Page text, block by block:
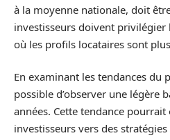
à la moyenne nationale, doit
investisseurs doivent
où les profils locataires sont
En examinant les tendances du
possible d’observer une légère
années. Cette tendance
investisseurs vers des